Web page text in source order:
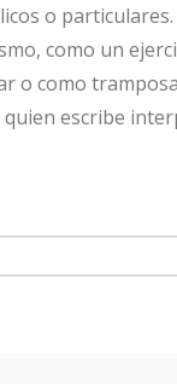
o particulares.
como un
o como
escribe